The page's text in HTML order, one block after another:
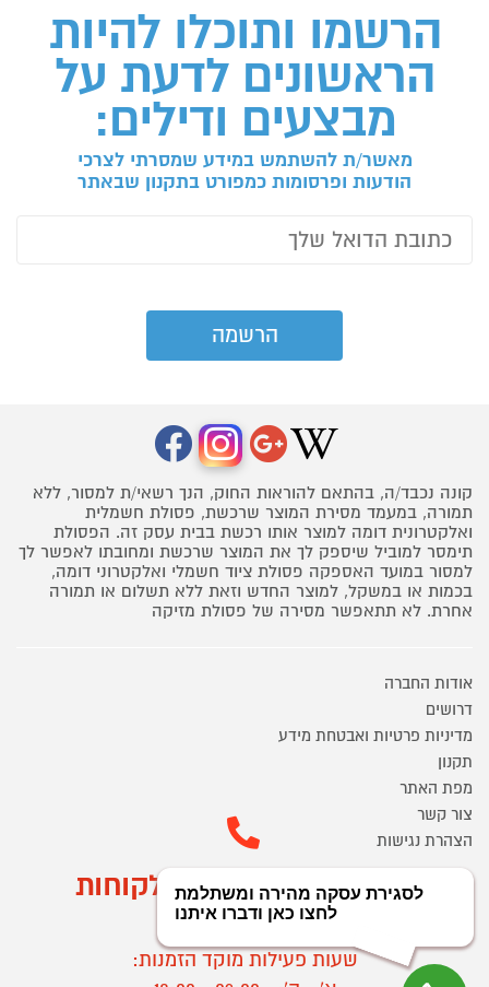
הרשמו ותוכלו להיות
הראשונים לדעת על
מבצעים ודילים:
מאשר/ת להשתמש במידע שמסרתי לצרכי
הודעות ופרסומות כמפורט בתקנון שבאתר
קונה נכבד/ה, בהתאם להוראות החוק, הנך רשאי/ת למסור, ללא
תמורה, במעמד מסירת המוצר שרכשת, פסולת חשמלית
ואלקטרונית דומה למוצר אותו רכשת בבית עסק זה. הפסולת
תימסר למוביל שיספק לך את המוצר שרכשת ומחובתו לאפשר לך
למסור במועד האספקה פסולת ציוד חשמלי ואלקטרוני דומה,
בכמות או במשקל, למוצר החדש וזאת ללא תשלום או תמורה
אחרת. לא תתאפשר מסירה של פסולת מזיקה
אודות החברה
דרושים
מדיניות פרטיות ואבטחת מידע
תקנון
מפת האתר
צור קשר
הצהרת נגישות
מוקד הזמנות ושירות לקוחות
03-9545370
שעות פעילות מוקד הזמנות: